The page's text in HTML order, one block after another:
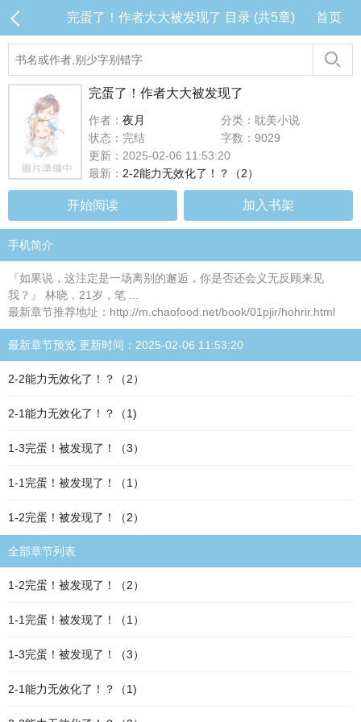
完蛋了！作者大大被发现了 目录 (共5章) 首页
完蛋了！作者大大被发现了
作者： 夜月
分类：耽美小说
状态：完结
字数：9029
更新：2025-02-06 11:53:20
最新： 2-2能力无效化了！？（2）
开始阅读 加入书架
手机简介
『如果说，这注定是一场离别的邂逅，你是否还会义无反顾来见
我？』 林晓，21岁，笔 ...
最新章节推荐地址：http://m.chaofood.net/book/01pjir/hohrir.html
最新章节预览 更新时间：2025-02-06 11:53:20
2-2能力无效化了！？（2）
2-1能力无效化了！？（1)
1-3完蛋！被发现了！（3）
1-1完蛋！被发现了！（1）
1-2完蛋！被发现了！（2）
全部章节列表
1-2完蛋！被发现了！（2）
1-1完蛋！被发现了！（1）
1-3完蛋！被发现了！（3）
2-1能力无效化了！？（1)